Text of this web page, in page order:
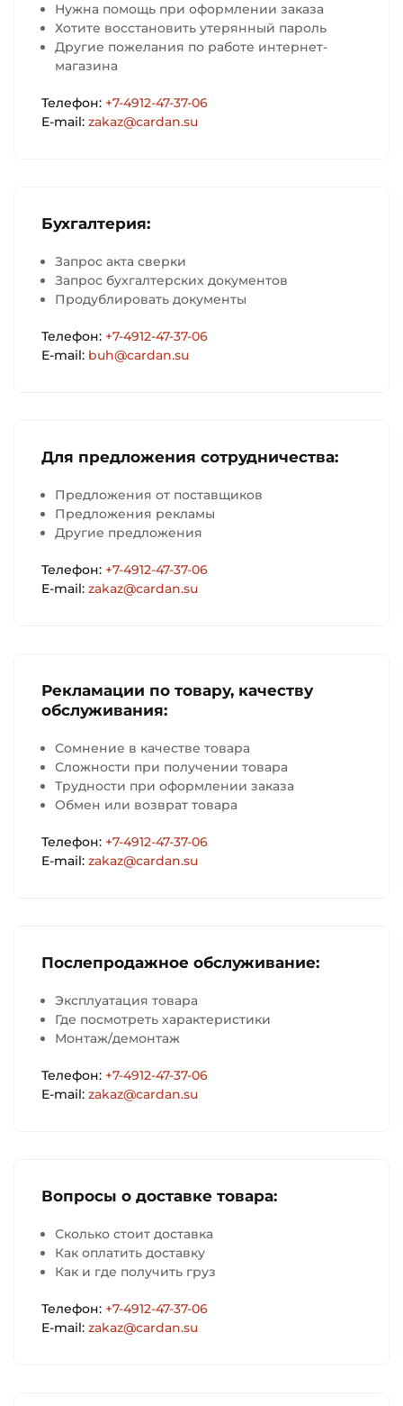
Нужна помощь при оформлении заказа
Хотите восстановить утерянный пароль
Другие пожелания по работе интернет-
магазина
Телефон: +7-4912-47-37-06
E-mail: zakaz@cardan.su
Бухгалтерия:
Запрос акта сверки
Запрос бухгалтерских документов
Продублировать документы
Телефон: +7-4912-47-37-06
E-mail: buh@cardan.su
Для предложения сотрудничества:
Предложения от поставщиков
Предложения рекламы
Другие предложения
Телефон: +7-4912-47-37-06
E-mail: zakaz@cardan.su
Рекламации по товару, качеству
обслуживания:
Сомнение в качестве товара
Сложности при получении товара
Трудности при оформлении заказа
Обмен или возврат товара
Телефон: +7-4912-47-37-06
E-mail: zakaz@cardan.su
Послепродажное обслуживание:
Эксплуатация товара
Где посмотреть характеристики
Монтаж/демонтаж
Телефон: +7-4912-47-37-06
E-mail: zakaz@cardan.su
Вопросы о доставке товара:
Сколько стоит доставка
Как оплатить доставку
Как и где получить груз
Телефон: +7-4912-47-37-06
E-mail: zakaz@cardan.su